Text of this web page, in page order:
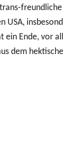
USA,
ein Ende, vor
dem